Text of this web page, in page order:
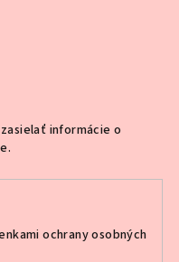
informácie o
ochrany osobných